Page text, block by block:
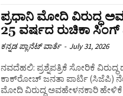
ಪ್ರಧಾನಿ ಮೋದಿ ವಿರುದ್ಧ
25 ವರ್ಷದ ರುಚಿಕಾ
ಕನ್ನಡ ಪ್ಲಾನೆಟ್ ವಾರ್ತೆ - July 31, 2026
ನವದೆಹಲಿ: ಪ್ರಶ್ನೆಪತ್ರಿಕೆ ಸೋರಿಕೆ
ಕಾಕ್‌ರೋಚ್ ಜನತಾ ಪಾರ್ಟಿ (ಸಿಜೆಪಿ)
ಮೋದಿ ವಿರುದ್ಧ ಅವಹೇಳನಕಾರಿ